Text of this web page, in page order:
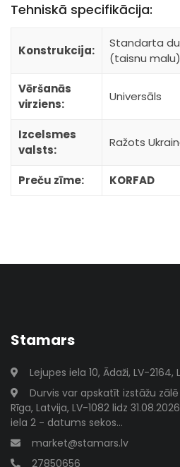
Tehniskā specifikācija:
Konstrukcija:
Standarta
(taisnu malu)
Vēršanās
virziens:
Universāls
Izcelsmes
valsts:
Ražots
Preču zīme: KORFAD
Stamars
Lejupes iela 10, Ādaži, LV-2164,
Durvis var apskatīt izstāžu
Rīga, Latvija, LV-1082 lidz
iela 2 - datums sekos...
market@stamars.lv
27850656